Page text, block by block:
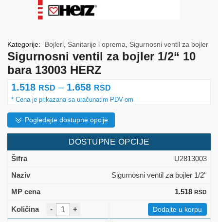
Sigurnosni ventil za bojler 1/2“ 10
bara 13003 HERZ
1.518 RSD – 1.658 RSD
cena:
od
1.518 rsd
do
Pogledajte dostupne opcije
DOSTUPNE OPCIJE
U2813003
Sigurnosni ventil za bojler 1/2''
1.518 RSD
- + Dodajte u korpu
Kategorije: Bojleri Sanitarije i oprema Sigurnosni ventil za bojler